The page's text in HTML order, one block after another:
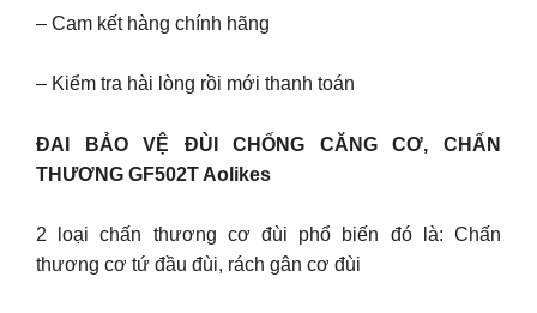
– Cam kết hàng chính hãng
– Kiểm tra hài lòng rồi mới thanh toán
ĐAI BẢO VỆ ĐÙI CHỐNG CĂNG CƠ, CHẤN
THƯƠNG GF502T Aolikes
2 loại chấn thương cơ đùi phổ biến đó là: Chấn
thương cơ tứ đầu đùi, rách gân cơ đùi